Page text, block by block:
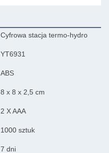
Cyfrowa stacja termo-hydro
YT6931
ABS
8 x 8 x 2,5 cm
2 X AAA
1000 sztuk
7 dni